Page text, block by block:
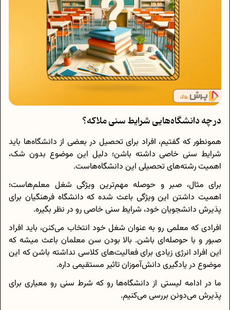
در چه دانشگاه‌هایی شرایط سنی ملاکه؟
همونطور که گفتیم، افراد برای تحصیل در بعضی از دانشگاه‌ها باید
شرایط سنی خاصی داشته باشن؛ دلیل این موضوع بدون شک،
اهمیت رشته‌های تحصیلی این دانشگاه‌هاست.
برای مثال، صبر و حوصله مهم‌ترین ویژگی شغل معلم‌هاست؛
اهمیت داشتن این ویژگی باعث شده که دانشگاه فرهنگیان برای
پذیرش دانشجویان خود، شرایط سنی خاصی رو در نظر بگیره.
افرادی که معلمی رو به عنوان شغل خود انتخاب می‌کنن، باید افراد
صبور و با حوصله‌ای باشن. بالا بودن سن معلمان باعث میشه که
این افراد انرژی زیادی برای فعالیت‌های کلاسی نداشته باشن که این
موضوع در یادگیری دانش‌آموزان تاثیر مستقیمی داره.
ما در ادامه لیستی از دانشگاه‌ها رو که شرط سنی رو معیاری برای
پذیرش می‌دونن بررسی می‌کنیم.